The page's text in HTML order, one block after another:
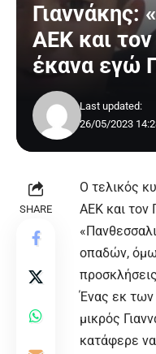
Γιαννάκης:
ΑΕΚ και
έκανα εγώ
Last updated:
26/05/2023
SHARE
Ο τελικός
ΑΕΚ και τον
οπαδών,
Ένας εκ των
μικρός
κατάφερε